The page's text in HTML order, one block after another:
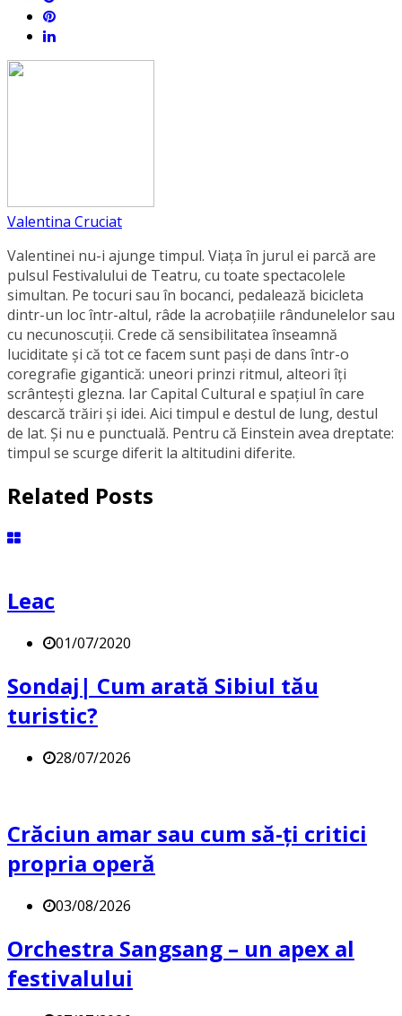
Valentina Cruciat
Valentinei nu-i ajunge timpul. Viața în jurul ei parcă are
pulsul Festivalului de Teatru, cu toate spectacolele
simultan. Pe tocuri sau în bocanci, pedalează bicicleta
dintr-un loc într-altul, râde la acrobațiile rândunelelor sau
cu necunoscuții. Crede că sensibilitatea înseamnă
luciditate și că tot ce facem sunt pași de dans într-o
coregrafie gigantică: uneori prinzi ritmul, alteori îți
scrântești glezna. Iar Capital Cultural e spațiul în care
descarcă trăiri și idei. Aici timpul e destul de lung, destul
de lat. Și nu e punctuală. Pentru că Einstein avea dreptate:
timpul se scurge diferit la altitudini diferite.
Related Posts
Leac
01/07/2020
Sondaj| Cum arată Sibiul tău
turistic?
28/07/2026
Crăciun amar sau cum să-ți critici
propria operă
03/08/2026
Orchestra Sangsang – un apex al
festivalului